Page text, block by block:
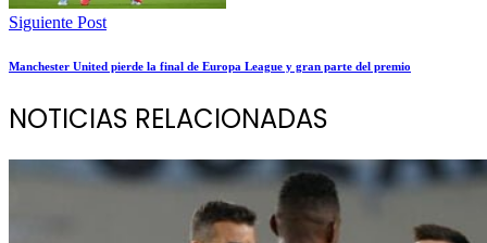
Siguiente Post
Manchester United pierde la final de Europa League y gran parte del premio
NOTICIAS RELACIONADAS